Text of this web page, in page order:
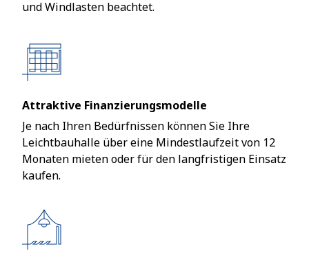
und Windlasten beachtet.
Attraktive Finanzierungsmodelle
Je nach Ihren Bedürfnissen können Sie Ihre
Leichtbauhalle über eine Mindestlaufzeit von 12
Monaten mieten oder für den langfristigen Einsatz
kaufen.